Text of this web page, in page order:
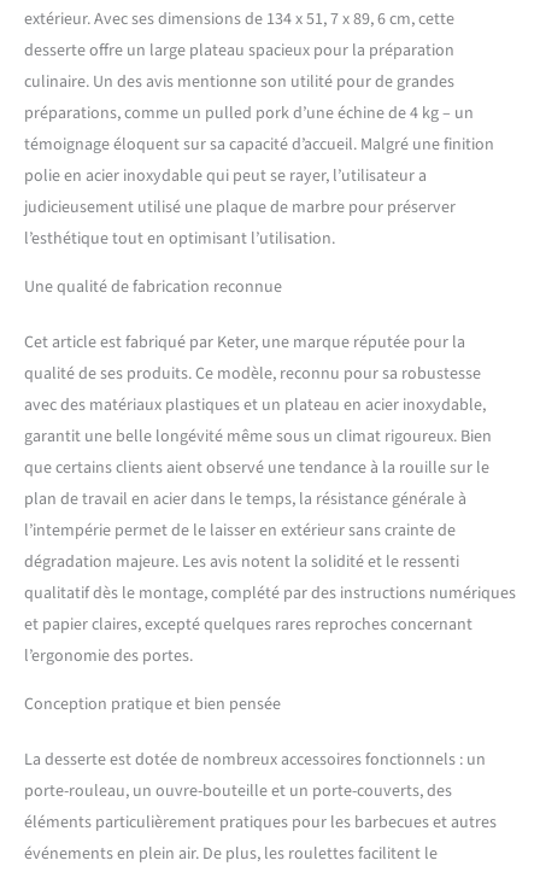
extérieur. Avec ses dimensions de 134 x 51, 7 x 89, 6 cm, cette
desserte offre un large plateau spacieux pour la préparation
culinaire. Un des avis mentionne son utilité pour de grandes
préparations, comme un pulled pork d’une échine de 4 kg – un
témoignage éloquent sur sa capacité d’accueil. Malgré une finition
polie en acier inoxydable qui peut se rayer, l’utilisateur a
judicieusement utilisé une plaque de marbre pour préserver
l’esthétique tout en optimisant l’utilisation.
Une qualité de fabrication reconnue
Cet article est fabriqué par Keter, une marque réputée pour la
qualité de ses produits. Ce modèle, reconnu pour sa robustesse
avec des matériaux plastiques et un plateau en acier inoxydable,
garantit une belle longévité même sous un climat rigoureux. Bien
que certains clients aient observé une tendance à la rouille sur le
plan de travail en acier dans le temps, la résistance générale à
l’intempérie permet de le laisser en extérieur sans crainte de
dégradation majeure. Les avis notent la solidité et le ressenti
qualitatif dès le montage, complété par des instructions numériques
et papier claires, excepté quelques rares reproches concernant
l’ergonomie des portes.
Conception pratique et bien pensée
La desserte est dotée de nombreux accessoires fonctionnels : un
porte-rouleau, un ouvre-bouteille et un porte-couverts, des
éléments particulièrement pratiques pour les barbecues et autres
événements en plein air. De plus, les roulettes facilitent le